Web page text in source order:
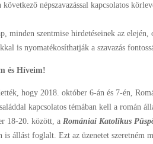
népszavazással kapcsolatos
minden szentmise hirdetéseinek az
is nyomatékosíthatják a szavazás
és Híveim!
hogy 2018. október 6-án és 7-én,
kapcsolatos témában kell a román
18-20. között, a Romániai Katolikus
is állást foglalt. Ezt az üzenetet szeretném